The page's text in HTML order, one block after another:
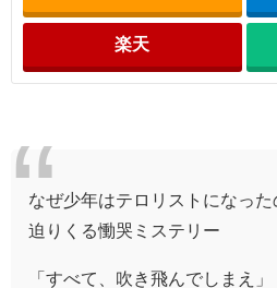
楽天
なぜ少年はテロリストになっ
迫りくる慟哭ミステリー
「すべて、吹き飛んでしまえ」